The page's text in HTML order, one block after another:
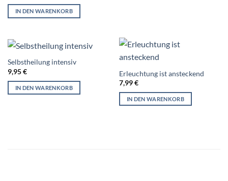
IN DEN WARENKORB
Selbstheilung intensiv
9,95€
IN DEN WARENKORB
Erleuchtung ist ansteckend
7,99€
IN DEN WARENKORB